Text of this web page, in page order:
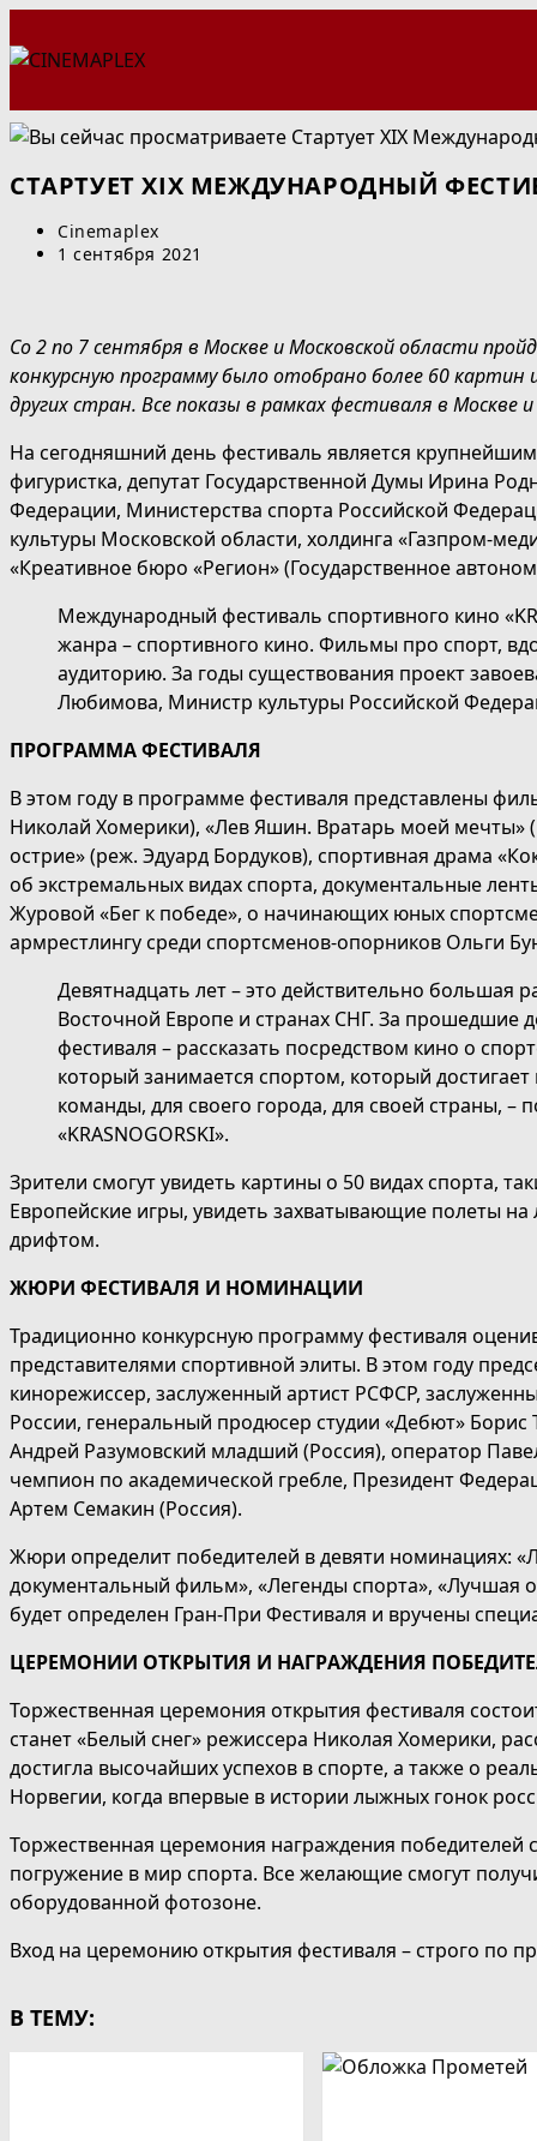
к
СТАРТУЕТ XIX МЕЖДУНАРОДНЫЙ
Автор
записи:
Cinemaplex
Запись
1 сентября 2021
Со 2 по 7 сентября в Москве и Московской области
конкурсную программу было отобрано более 60 картин
других стран. Все показы в рамках фестиваля в Москве
На сегодняшний день фестиваль является
фигуристка, депутат Государственной Думы Ирина
Федерации, Министерства спорта Российской
культуры Московской области, холдинга «Газпром-
«Креативное бюро «Регион» (Государственное
Международный фестиваль спортивного кино
жанра – спортивного кино. Фильмы про спорт,
аудиторию. За годы существования проект
Любимова, Министр культуры Российской
ПРОГРАММА ФЕСТИВАЛЯ
В этом году в программе фестиваля представлены
Николай Хомерики), «Лев Яшин. Вратарь моей мечты»
острие» (реж. Эдуард Бордуков), спортивная драма
об экстремальных видах спорта, документальные
Журовой «Бег к победе», о начинающих юных
армрестлингу среди спортсменов-опорников Ольги
Девятнадцать лет – это действительно большая
Восточной Европе и странах СНГ. За прошедшие
фестиваля – рассказать посредством кино о
который занимается спортом, который
команды, для своего города, для своей страны,
«KRASNOGORSKI».
Зрители смогут увидеть картины о 50 видах спорта,
Европейские игры, увидеть захватывающие полеты
дрифтом.
ЖЮРИ ФЕСТИВАЛЯ И НОМИНАЦИИ
Традиционно конкурсную программу фестиваля
представителями спортивной элиты. В этом году
кинорежиссер, заслуженный артист РСФСР,
России, генеральный продюсер студии «Дебют»
Андрей Разумовский младший (Россия), оператор
чемпион по академической гребле, Президент
Артем Семакин (Россия).
Жюри определит победителей в девяти номинациях:
документальный фильм», «Легенды спорта», «Лучшая
будет определен Гран-При Фестиваля и вручены
ЦЕРЕМОНИИ ОТКРЫТИЯ И НАГРАЖДЕНИЯ
Торжественная церемония открытия фестиваля
станет «Белый снег» режиссера Николая Хомерики,
достигла высочайших успехов в спорте, а также о
Норвегии, когда впервые в истории лыжных гонок
Торжественная церемония награждения победителей
погружение в мир спорта. Все желающие смогут
оборудованной фотозоне.
Вход на церемонию открытия фестиваля – строго по
В ТЕМУ: